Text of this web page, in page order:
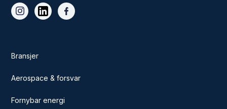
Bransjer
Aerospace & forsvar
Fornybar energi